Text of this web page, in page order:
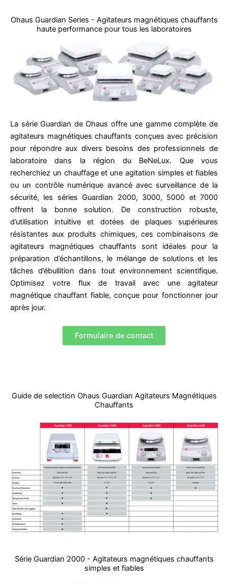
Ohaus Guardian Series - Agitateurs magnétiques chauffants
haute performance pour tous les laboratoires
La série Guardian de Ohaus offre une gamme complète de
agitateurs magnétiques chauffants conçues avec précision
pour répondre aux divers besoins des professionnels de
laboratoire dans la région du BeNeLux. Que vous
recherchiez un chauffage et une agitation simples et fiables
ou un contrôle numérique avancé avec surveillance de la
sécurité, les séries Guardian 2000, 3000, 5000 et 7000
offrent la bonne solution. De construction robuste,
d’utilisation intuitive et dotées de plaques supérieures
résistantes aux produits chimiques, ces combinaisons de
agitateurs magnétiques chauffants sont idéales pour la
préparation d’échantillons, le mélange de solutions et les
tâches d’ébullition dans tout environnement scientifique.
Optimisez votre flux de travail avec une agitateur
magnétique chauffant fiable, conçue pour fonctionner jour
après jour.
Formulaire de contact
Guide de selection Ohaus Guardian Agitateurs Magnétiques
Chauffants
Série Guardian 2000 - Agitateurs magnétiques chauffants
simples et fiables